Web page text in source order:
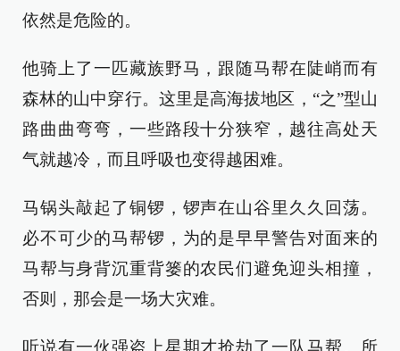
依然是危险的。
他骑上了一匹藏族野马，跟随马帮在陡峭而有
森林的山中穿行。这里是高海拔地区，“之”型山
路曲曲弯弯，一些路段十分狭窄，越往高处天
气就越冷，而且呼吸也变得越困难。
马锅头敲起了铜锣，锣声在山谷里久久回荡。
必不可少的马帮锣，为的是早早警告对面来的
马帮与身背沉重背篓的农民们避免迎头相撞，
否则，那会是一场大灾难。
听说有一伙强盗上星期才抢劫了一队马帮。所